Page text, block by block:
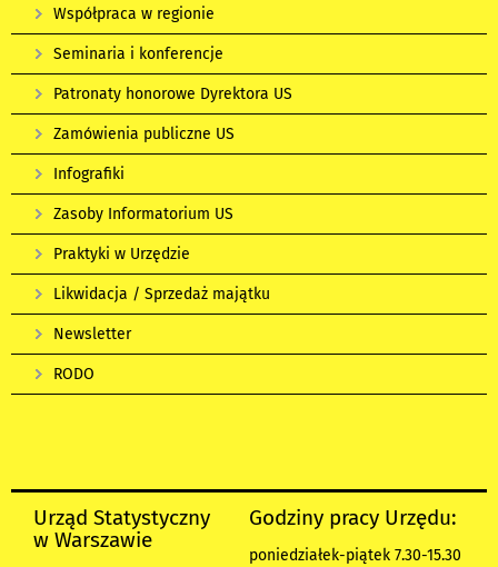
Współpraca w regionie
Seminaria i konferencje
Patronaty honorowe Dyrektora US
Zamówienia publiczne US
Infografiki
Zasoby Informatorium US
Praktyki w Urzędzie
Likwidacja / Sprzedaż majątku
Newsletter
RODO
Urząd Statystyczny
w Warszawie
Godziny pracy Urzędu:
poniedziałek-piątek 7.30-15.30